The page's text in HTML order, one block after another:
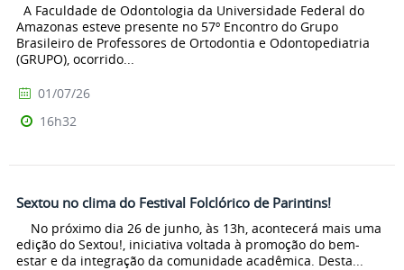
A Faculdade de Odontologia da Universidade Federal do
Amazonas esteve presente no 57º Encontro do Grupo
Brasileiro de Professores de Ortodontia e Odontopediatria
(GRUPO), ocorrido...
01/07/26
16h32
Sextou no clima do Festival Folclórico de Parintins!
No próximo dia 26 de junho, às 13h, acontecerá mais uma
edição do Sextou!, iniciativa voltada à promoção do bem-
estar e da integração da comunidade acadêmica. Desta...